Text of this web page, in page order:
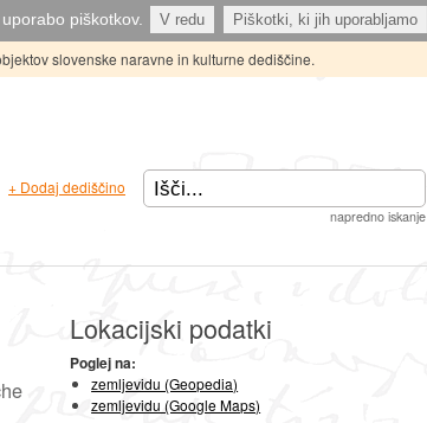
piškotkov. V redu Piškotki, ki jih uporabljamo
slovenske naravne in kulturne dediščine.
+ Dodaj dediščino
napredno iskanje
Lokacijski podatki
Poglej na:
zemljevidu (Geopedia)
zemljevidu (Google Maps)